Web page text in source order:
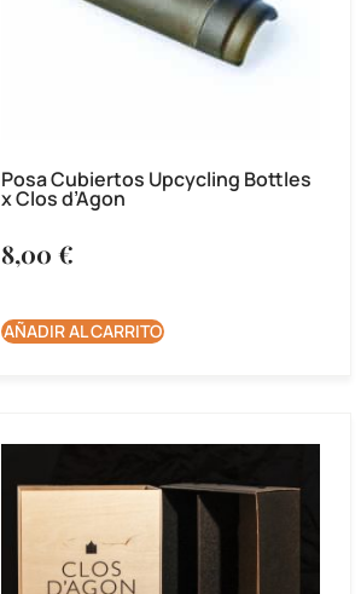
Posa Cubiertos Upcycling Bottles
x Clos d’Agon
8,00 €
AÑADIR AL CARRITO